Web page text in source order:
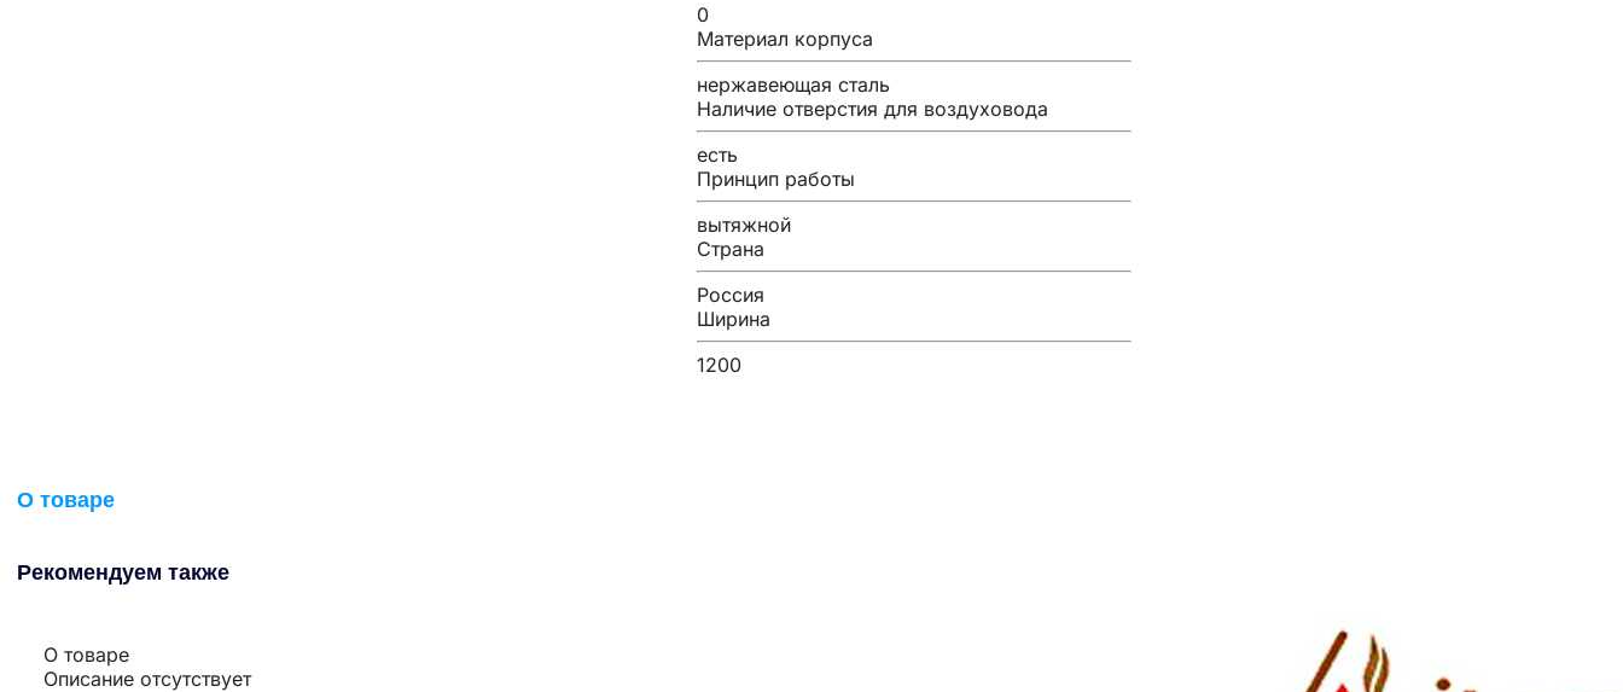
0
Материал корпуса
нержавеющая сталь
Наличие отверстия для воздуховода
есть
Принцип работы
вытяжной
Страна
Россия
Ширина
1200
О товаре
Рекомендуем также
О товаре
Описание отсутствует